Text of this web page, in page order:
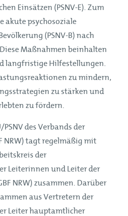
Einsätzen (PSNV-E). Zum
akute psychosoziale
(PSNV-B) nach
Maßnahmen beinhalten
langfristige Hilfestellungen.
zu mindern,
zu stärken und
zu fördern.
PSNV des Verbands der
NRW) tagt regelmäßig mit
der
Leiterinnen und Leiter der
NRW) zusammen. Darüber
aus Vertretern der
Leiter hauptamtlicher